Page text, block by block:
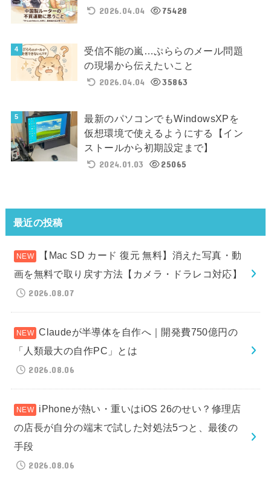
2026.04.04
75428
受信不能の嵐…ぷららのメール問題
の現場から伝えたいこと
2026.04.04
35863
最新のパソコンでもWindowsXPを
仮想環境で使えるようにする【イン
ストールから初期設定まで】
2024.01.03
25065
最近の投稿
【Mac SD カード 復元 無料】消えた写真・動
画を無料で取り戻す方法【カメラ・ドラレコ対応】
2026.08.07
Claudeが半導体を自作へ｜開発費750億円の
「人類最大の自作PC」とは
2026.08.06
iPhoneが熱い・重いはiOS 26のせい？修理店
の店長が自分の端末で試した対処法5つと、最後の
手段
2026.08.06